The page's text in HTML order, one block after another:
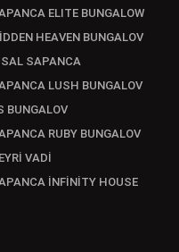
ELITE BUNGALOW
HEAVEN BUNGALOV
SAPANCA
LUSH BUNGALOV
BUNGALOV
RUBY BUNGALOV
VADİ
İNFİNİTY HOUSE